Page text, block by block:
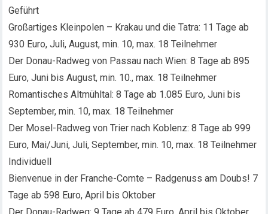
Geführt
Großartiges Kleinpolen – Krakau und die Tatra: 11 Tage ab
930 Euro, Juli, August, min. 10, max. 18 Teilnehmer
Der Donau-Radweg von Passau nach Wien: 8 Tage ab 895
Euro, Juni bis August, min. 10., max. 18 Teilnehmer
Romantisches Altmühltal: 8 Tage ab 1.085 Euro, Juni bis
September, min. 10, max. 18 Teilnehmer
Der Mosel-Radweg von Trier nach Koblenz: 8 Tage ab 999
Euro, Mai/Juni, Juli, September, min. 10, max. 18 Teilnehmer
Individuell
Bienvenue in der Franche-Comte – Radgenuss am Doubs! 7
Tage ab 598 Euro, April bis Oktober